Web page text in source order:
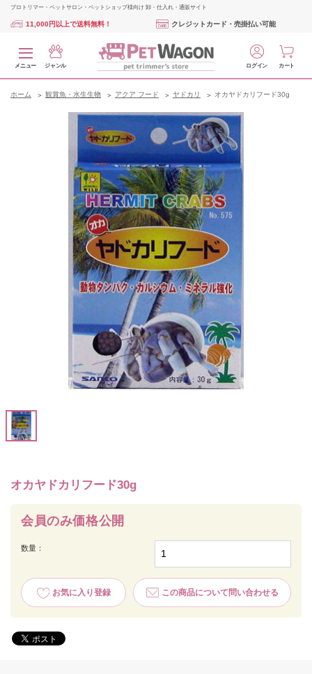
プロトリマー・ペットサロン・ペットショップ様向け 卸・仕入れ・通販サイト
11,000円以上で送料無料！ クレジットカード・売掛払い可能
メニュー ジャンル ログイン カート
ホーム 観賞魚・水生生物 アクア フード ヤドカリ オカヤドカリフード30g
オカヤドカリフード30g
会員のみ価格公開
数量：
お気に入り登録 この商品について問い合わせる